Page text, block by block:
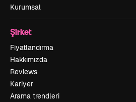
Kurumsal
Şirket
Fiyatlandırma
Hakkımızda
Reviews
Kariyer
Arama trendleri